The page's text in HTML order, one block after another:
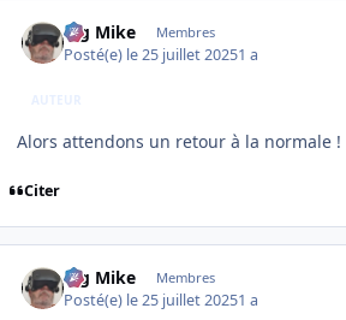
Big Mike Membres
Posté(e) le 25 juillet 20251 a
AUTEUR
Alors attendons un retour à la normale !
Citer
Big Mike Membres
Posté(e) le 25 juillet 20251 a